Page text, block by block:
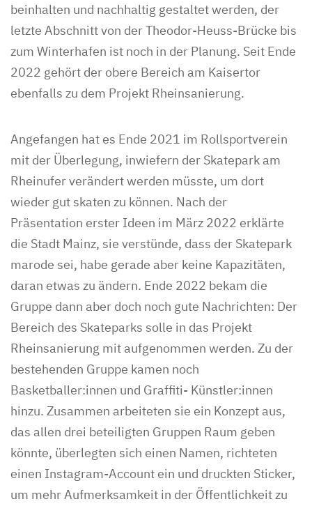
beinhalten und nachhaltig gestaltet werden, der
letzte Abschnitt von der Theodor-Heuss-Brücke bis
zum Winterhafen ist noch in der Planung. Seit Ende
2022 gehört der obere Bereich am Kaisertor
ebenfalls zu dem Projekt Rheinsanierung.
Angefangen hat es Ende 2021 im Rollsportverein
mit der Überlegung, inwiefern der Skatepark am
Rheinufer verändert werden müsste, um dort
wieder gut skaten zu können. Nach der
Präsentation erster Ideen im März 2022 erklärte
die Stadt Mainz, sie verstünde, dass der Skatepark
marode sei, habe gerade aber keine Kapazitäten,
daran etwas zu ändern. Ende 2022 bekam die
Gruppe dann aber doch noch gute Nachrichten: Der
Bereich des Skateparks solle in das Projekt
Rheinsanierung mit aufgenommen werden. Zu der
bestehenden Gruppe kamen noch
Basketballer:innen und Graffiti- Künstler:innen
hinzu. Zusammen arbeiteten sie ein Konzept aus,
das allen drei beteiligten Gruppen Raum geben
könnte, überlegten sich einen Namen, richteten
einen Instagram-Account ein und druckten Sticker,
um mehr Aufmerksamkeit in der Öffentlichkeit zu